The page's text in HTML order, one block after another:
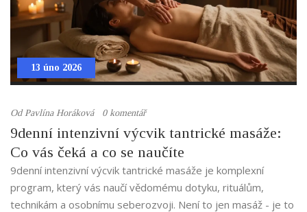
13 úno 2026
Od Pavlína Horáková 0 komentář
9denní intenzivní výcvik tantrické masáže:
Co vás čeká a co se naučíte
9denní intenzivní výcvik tantrické masáže je komplexní
program, který vás naučí vědomému dotyku, rituálům,
technikám a osobnímu seberozvoji. Není to jen masáž - je to